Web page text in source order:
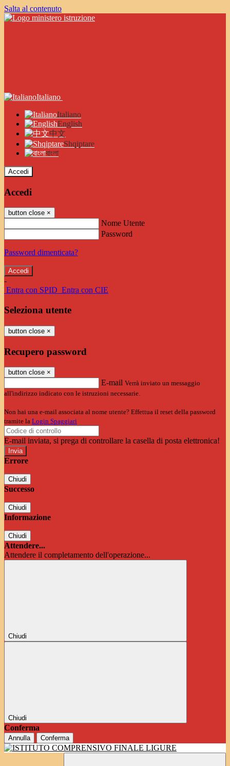
Salta al contenuto
Italiano
Italiano
English
中文
Shqiptare
বাংলা
Accedi
Accedi
button close ×
Nome Utente
Password
Password dimenticata?
-
Entra con SPID Entra con CIE
Seleziona utente
button close ×
Recupero password
button close ×
E-mail Verrà inviato un messaggio
all'indirizzo indicato con le istruzioni necessarie.
Non hai una e-mail associata al nome utente? Effettua il reset della password
tramite la Login Spaggiari
E-mail inviata, si prega di controllare la casella di posta elettronica!
Errore
Chiudi
Successo
Chiudi
Informazione
Chiudi
Attendere...
Attendere il completamento dell'operazione...
Chiudi
Chiudi
Conferma
Annulla Conferma